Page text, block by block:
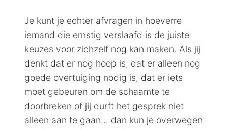
Je kunt je echter afvragen in hoeverre
iemand die ernstig verslaafd is de juiste
keuzes voor zichzelf nog kan maken. Als jij
denkt dat er nog hoop is, dat er alleen nog
goede overtuiging nodig is, dat er iets
moet gebeuren om de schaamte te
doorbreken of jij durft het gesprek niet
alleen aan te gaan… dan kun je overwegen